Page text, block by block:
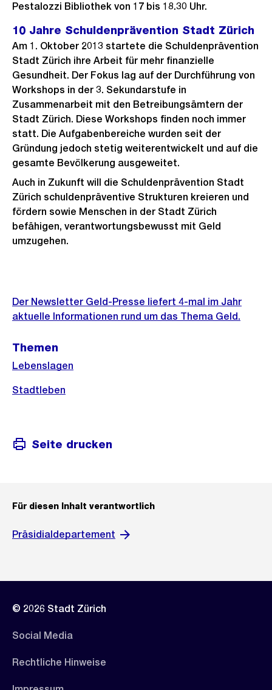
Pestalozzi Bibliothek von 17 bis 18.30 Uhr.
10 Jahre Schuldenprävention Stadt Zürich
Am 1. Oktober 2013 startete die Schuldenprävention
Stadt Zürich ihre Arbeit für mehr finanzielle
Gesundheit. Der Fokus lag auf der Durchführung von
Workshops in der 3. Sekundarstufe in
Zusammenarbeit mit den Betreibungsämtern der
Stadt Zürich. Diese Workshops finden noch immer
statt. Die Aufgabenbereiche wurden seit der
Gründung jedoch stetig weiterentwickelt und auf die
gesamte Bevölkerung ausgeweitet.
Auch in Zukunft will die Schuldenprävention Stadt
Zürich schuldenpräventive Strukturen kreieren und
fördern sowie Menschen in der Stadt Zürich
befähigen, verantwortungsbewusst mit Geld
umzugehen.
Informationen
Der Newsletter Geld-Presse liefert 4-mal im Jahr
aktuelle Informationen rund um das Thema Geld.
Themen
Lebenslagen
Stadtleben
Seite drucken
Für diesen Inhalt verantwortlich
Präsidialdepartement
© 2026 Stadt Zürich
Social Media
Rechtliche Hinweise